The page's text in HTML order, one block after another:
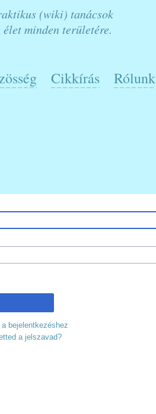
(wiki) tanácsok
élet minden területére.
Cikkírás Rólunk
bejelentkezéshez
a jelszavad?